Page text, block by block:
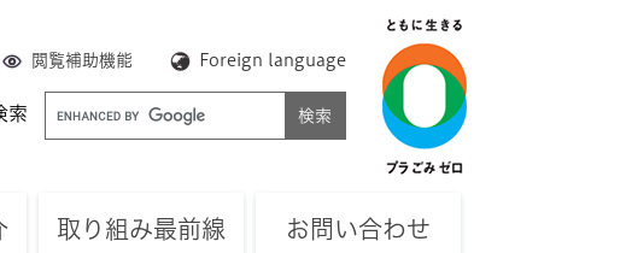
閲覧補助機能 Foreign language
索
G
o
取り組み最前線 お問い合わせ